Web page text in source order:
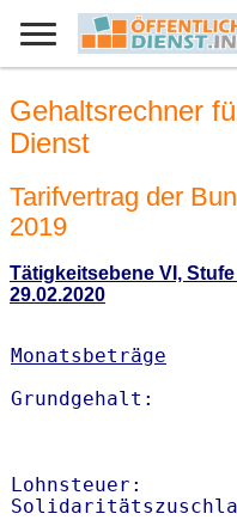
Gehaltsrechner
Dienst
Tarifvertrag der
2019
Tätigkeitsebene VI, Stufe
29.02.2020
Monatsbeträge
Lohnsteuer: